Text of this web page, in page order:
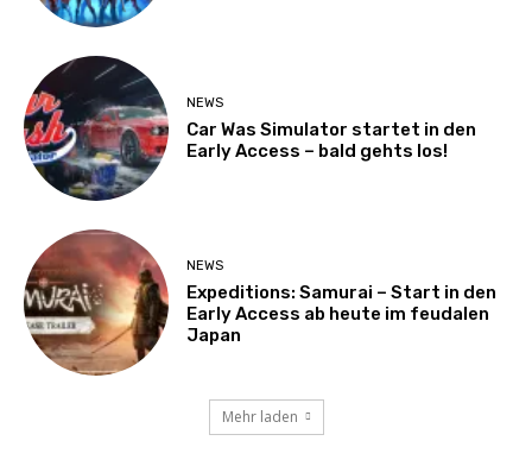
NEWS
Car Was Simulator startet in den
Early Access – bald gehts los!
NEWS
Expeditions: Samurai – Start in den
Early Access ab heute im feudalen
Japan
Mehr laden